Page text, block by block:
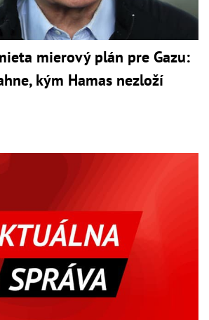
mierový plán pre Gazu:
kým Hamas nezloží